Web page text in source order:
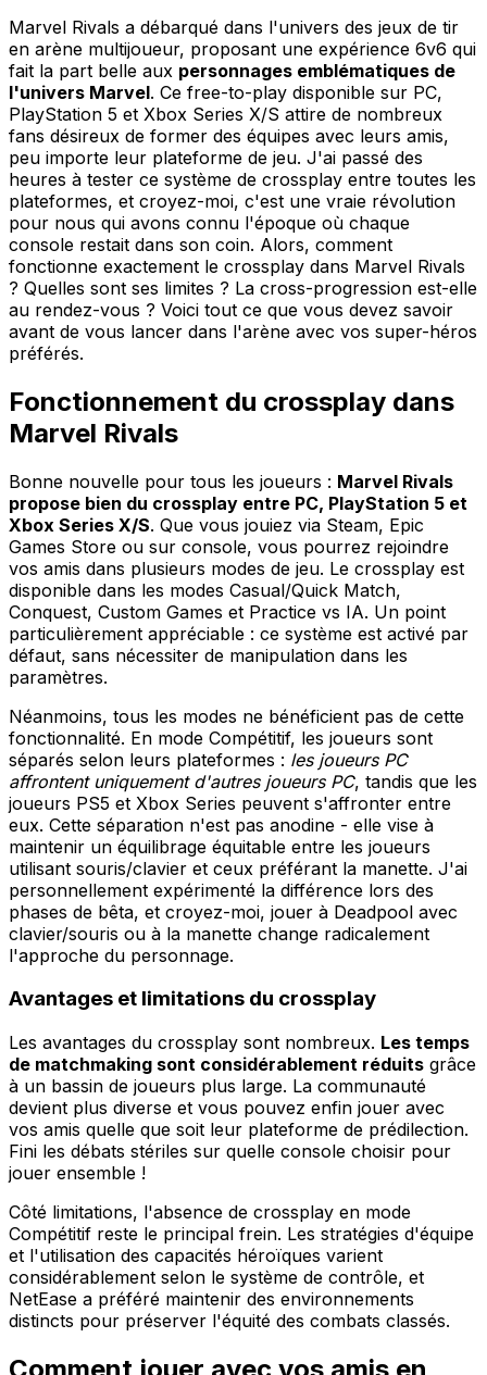
Marvel Rivals a débarqué dans l'univers des jeux de tir
en arène multijoueur, proposant une expérience 6v6 qui
fait la part belle aux personnages emblématiques de
l'univers Marvel. Ce free-to-play disponible sur PC,
PlayStation 5 et Xbox Series X/S attire de nombreux
fans désireux de former des équipes avec leurs amis,
peu importe leur plateforme de jeu. J'ai passé des
heures à tester ce système de crossplay entre toutes les
plateformes, et croyez-moi, c'est une vraie révolution
pour nous qui avons connu l'époque où chaque
console restait dans son coin. Alors, comment
fonctionne exactement le crossplay dans Marvel Rivals
? Quelles sont ses limites ? La cross-progression est-elle
au rendez-vous ? Voici tout ce que vous devez savoir
avant de vous lancer dans l'arène avec vos super-héros
préférés.
Fonctionnement du crossplay dans
Marvel Rivals
Bonne nouvelle pour tous les joueurs : Marvel Rivals
propose bien du crossplay entre PC, PlayStation 5 et
Xbox Series X/S. Que vous jouiez via Steam, Epic
Games Store ou sur console, vous pourrez rejoindre
vos amis dans plusieurs modes de jeu. Le crossplay est
disponible dans les modes Casual/Quick Match,
Conquest, Custom Games et Practice vs IA. Un point
particulièrement appréciable : ce système est activé par
défaut, sans nécessiter de manipulation dans les
paramètres.
Néanmoins, tous les modes ne bénéficient pas de cette
fonctionnalité. En mode Compétitif, les joueurs sont
séparés selon leurs plateformes : les joueurs PC
affrontent uniquement d'autres joueurs PC, tandis que les
joueurs PS5 et Xbox Series peuvent s'affronter entre
eux. Cette séparation n'est pas anodine - elle vise à
maintenir un équilibrage équitable entre les joueurs
utilisant souris/clavier et ceux préférant la manette. J'ai
personnellement expérimenté la différence lors des
phases de bêta, et croyez-moi, jouer à Deadpool avec
clavier/souris ou à la manette change radicalement
l'approche du personnage.
Avantages et limitations du crossplay
Les avantages du crossplay sont nombreux. Les temps
de matchmaking sont considérablement réduits grâce
à un bassin de joueurs plus large. La communauté
devient plus diverse et vous pouvez enfin jouer avec
vos amis quelle que soit leur plateforme de prédilection.
Fini les débats stériles sur quelle console choisir pour
jouer ensemble !
Côté limitations, l'absence de crossplay en mode
Compétitif reste le principal frein. Les stratégies d'équipe
et l'utilisation des capacités héroïques varient
considérablement selon le système de contrôle, et
NetEase a préféré maintenir des environnements
distincts pour préserver l'équité des combats classés.